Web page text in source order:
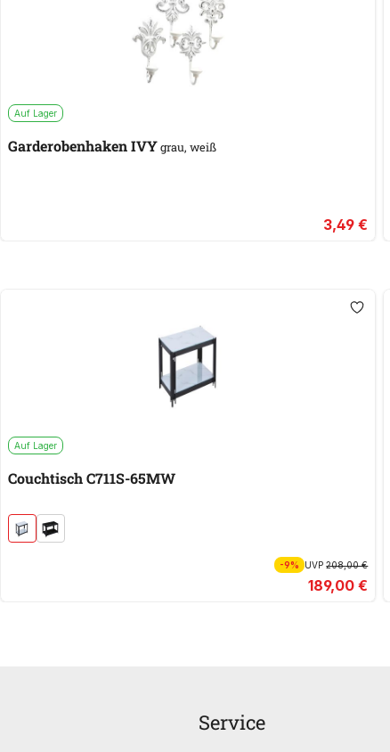
Auf Lager
Garderobenhaken IVYgrau, weiß
3,49 €
Auf Lager
Couchtisch C711S-65MW
-9% UVP208,00 €
189,00 €
Service